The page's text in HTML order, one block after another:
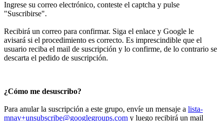
Ingrese su correo electrónico, conteste el captcha y pulse
"Suscribirse".
Recibirá un correo para confirmar. Siga el enlace y Google le
avisará si el procedimiento es correcto. Es imprescindible que el
usuario reciba el mail de suscripción y lo confirme, de lo contrario se
descarta el pedido de suscripción.
¿Cómo me desuscribo?
Para anular la suscripción a este grupo, envíe un mensaje a lista-
mnav+unsubscribe@googlegroups.com y luego recibirá un mail